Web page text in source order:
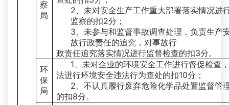
察
局
2、未对安全生产工作重大部署落实情况进
监察的扣2分；
3、未参与和监督事故调查处理，负责生产
故行政责任的追究，对事故行
政责任追究落实情况进行监督检查的扣3分。
环
保
局
1、未对企业的环境安全工作进行督促检查
法进行环境安全违法行为查处的扣10分；
2、不认真履行废弃危险化学品处置监督管
的扣8分。